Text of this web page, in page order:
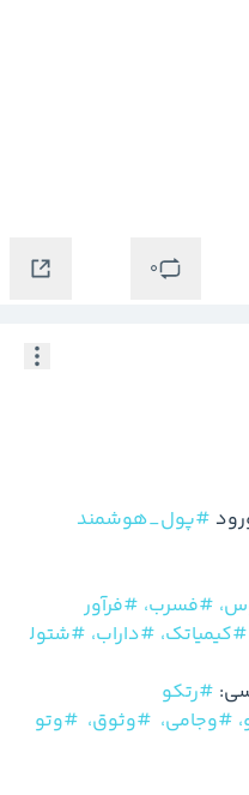
0
#پول‌_هوشمند
#فسرب، #فرآور
#کیمیاتک، #داراب، #شتول
#رتکو
#وجامی، #وثوق، #وتو